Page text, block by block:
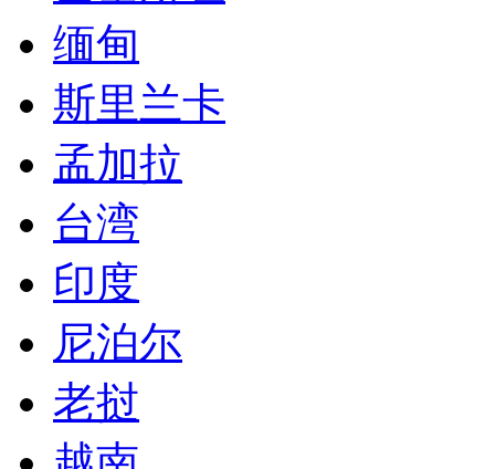
缅甸
斯里兰卡
孟加拉
台湾
印度
尼泊尔
老挝